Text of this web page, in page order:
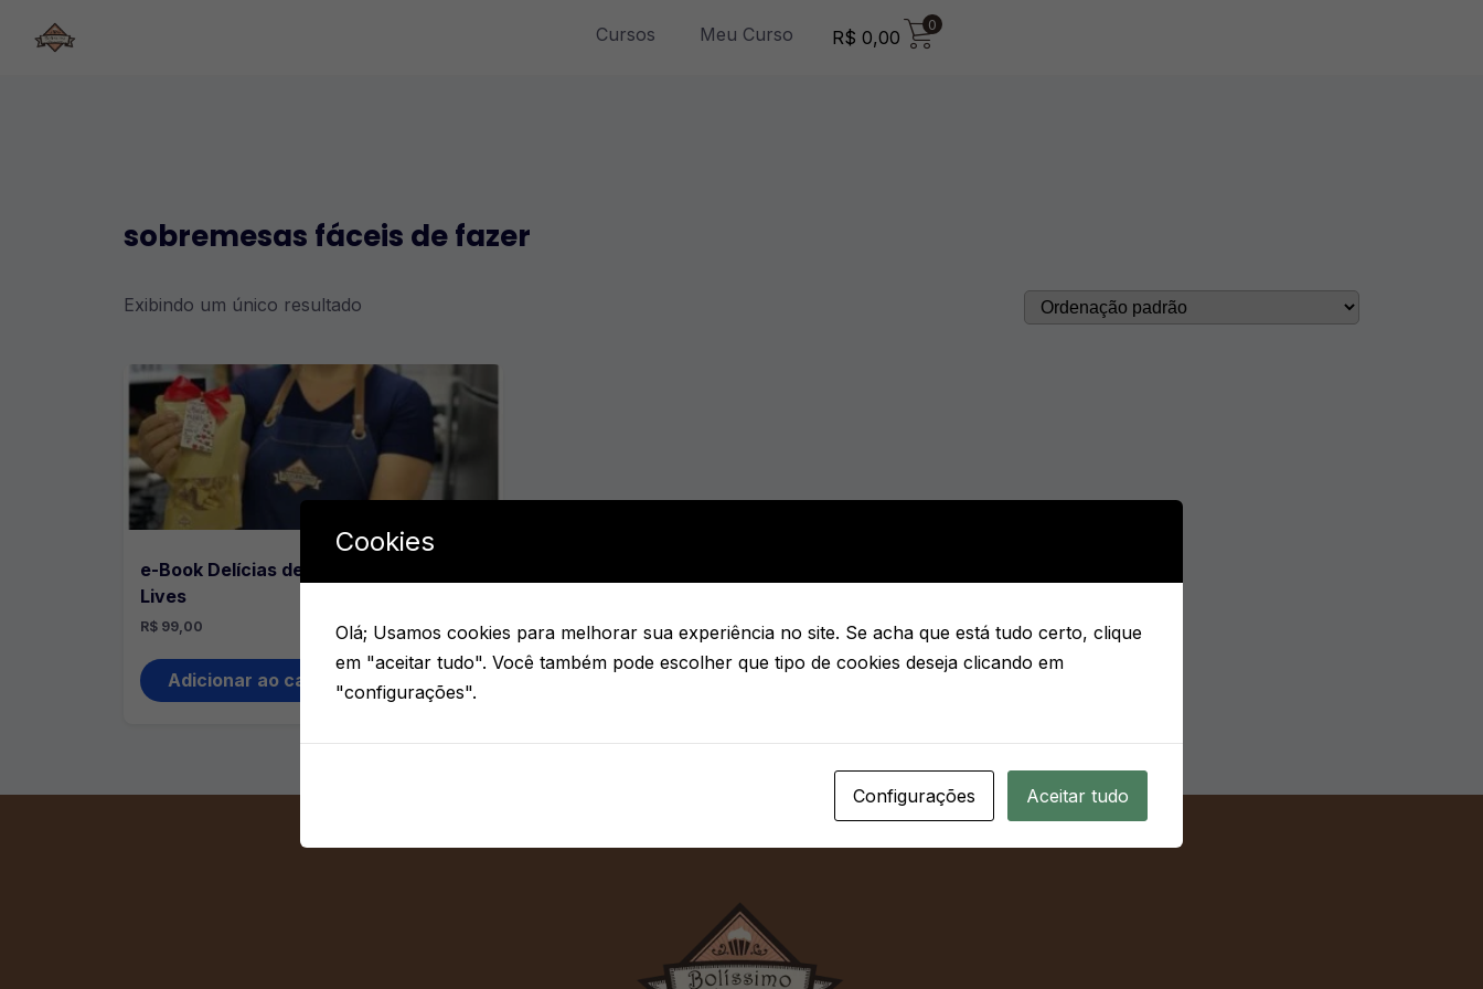
Cursos Meu Curso R$ 0,00
0
sobremesas fáceis de fazer
Exibindo um único resultado
e-Book Delícias de Natal Bolíssimo +
Lives
R$ 99,00
Adicionar ao carrinho
Cookies
Olá; Usamos cookies para melhorar sua experiência no site. Se acha que está tudo certo, clique
em "aceitar tudo". Você também pode escolher que tipo de cookies deseja clicando em
"configurações".
Configurações Aceitar tudo